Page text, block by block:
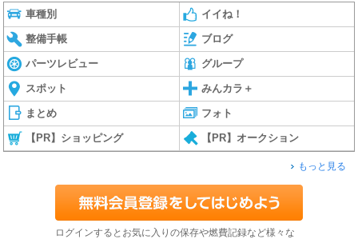
車種別 イイね！
整備手帳 ブログ
パーツレビュー グループ
スポット みんカラ＋
まとめ フォト
【PR】ショッピング 【PR】オークション
もっと見る
ログインするとお気に入りの保存や燃費記録など様々な